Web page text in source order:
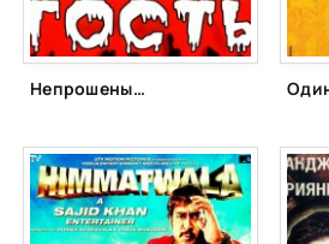
Непрошеный гость (2001)